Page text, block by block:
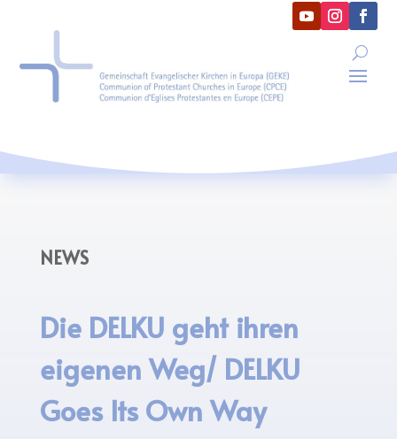
NEWS
Die DELKU geht ihren
eigenen Weg/ DELKU
Goes Its Own Way